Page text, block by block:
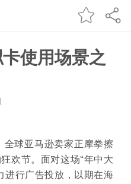
使用场景之
全球亚马逊卖家正摩拳擦
欢节。面对这场“年中大
进行广告投放，以期在海